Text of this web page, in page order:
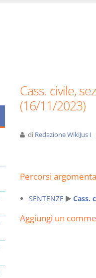
Cass. civile,
(16/11/2023)
di Redazione WikiJus I
Percorsi
SENTENZE Cass.
Aggiungi un